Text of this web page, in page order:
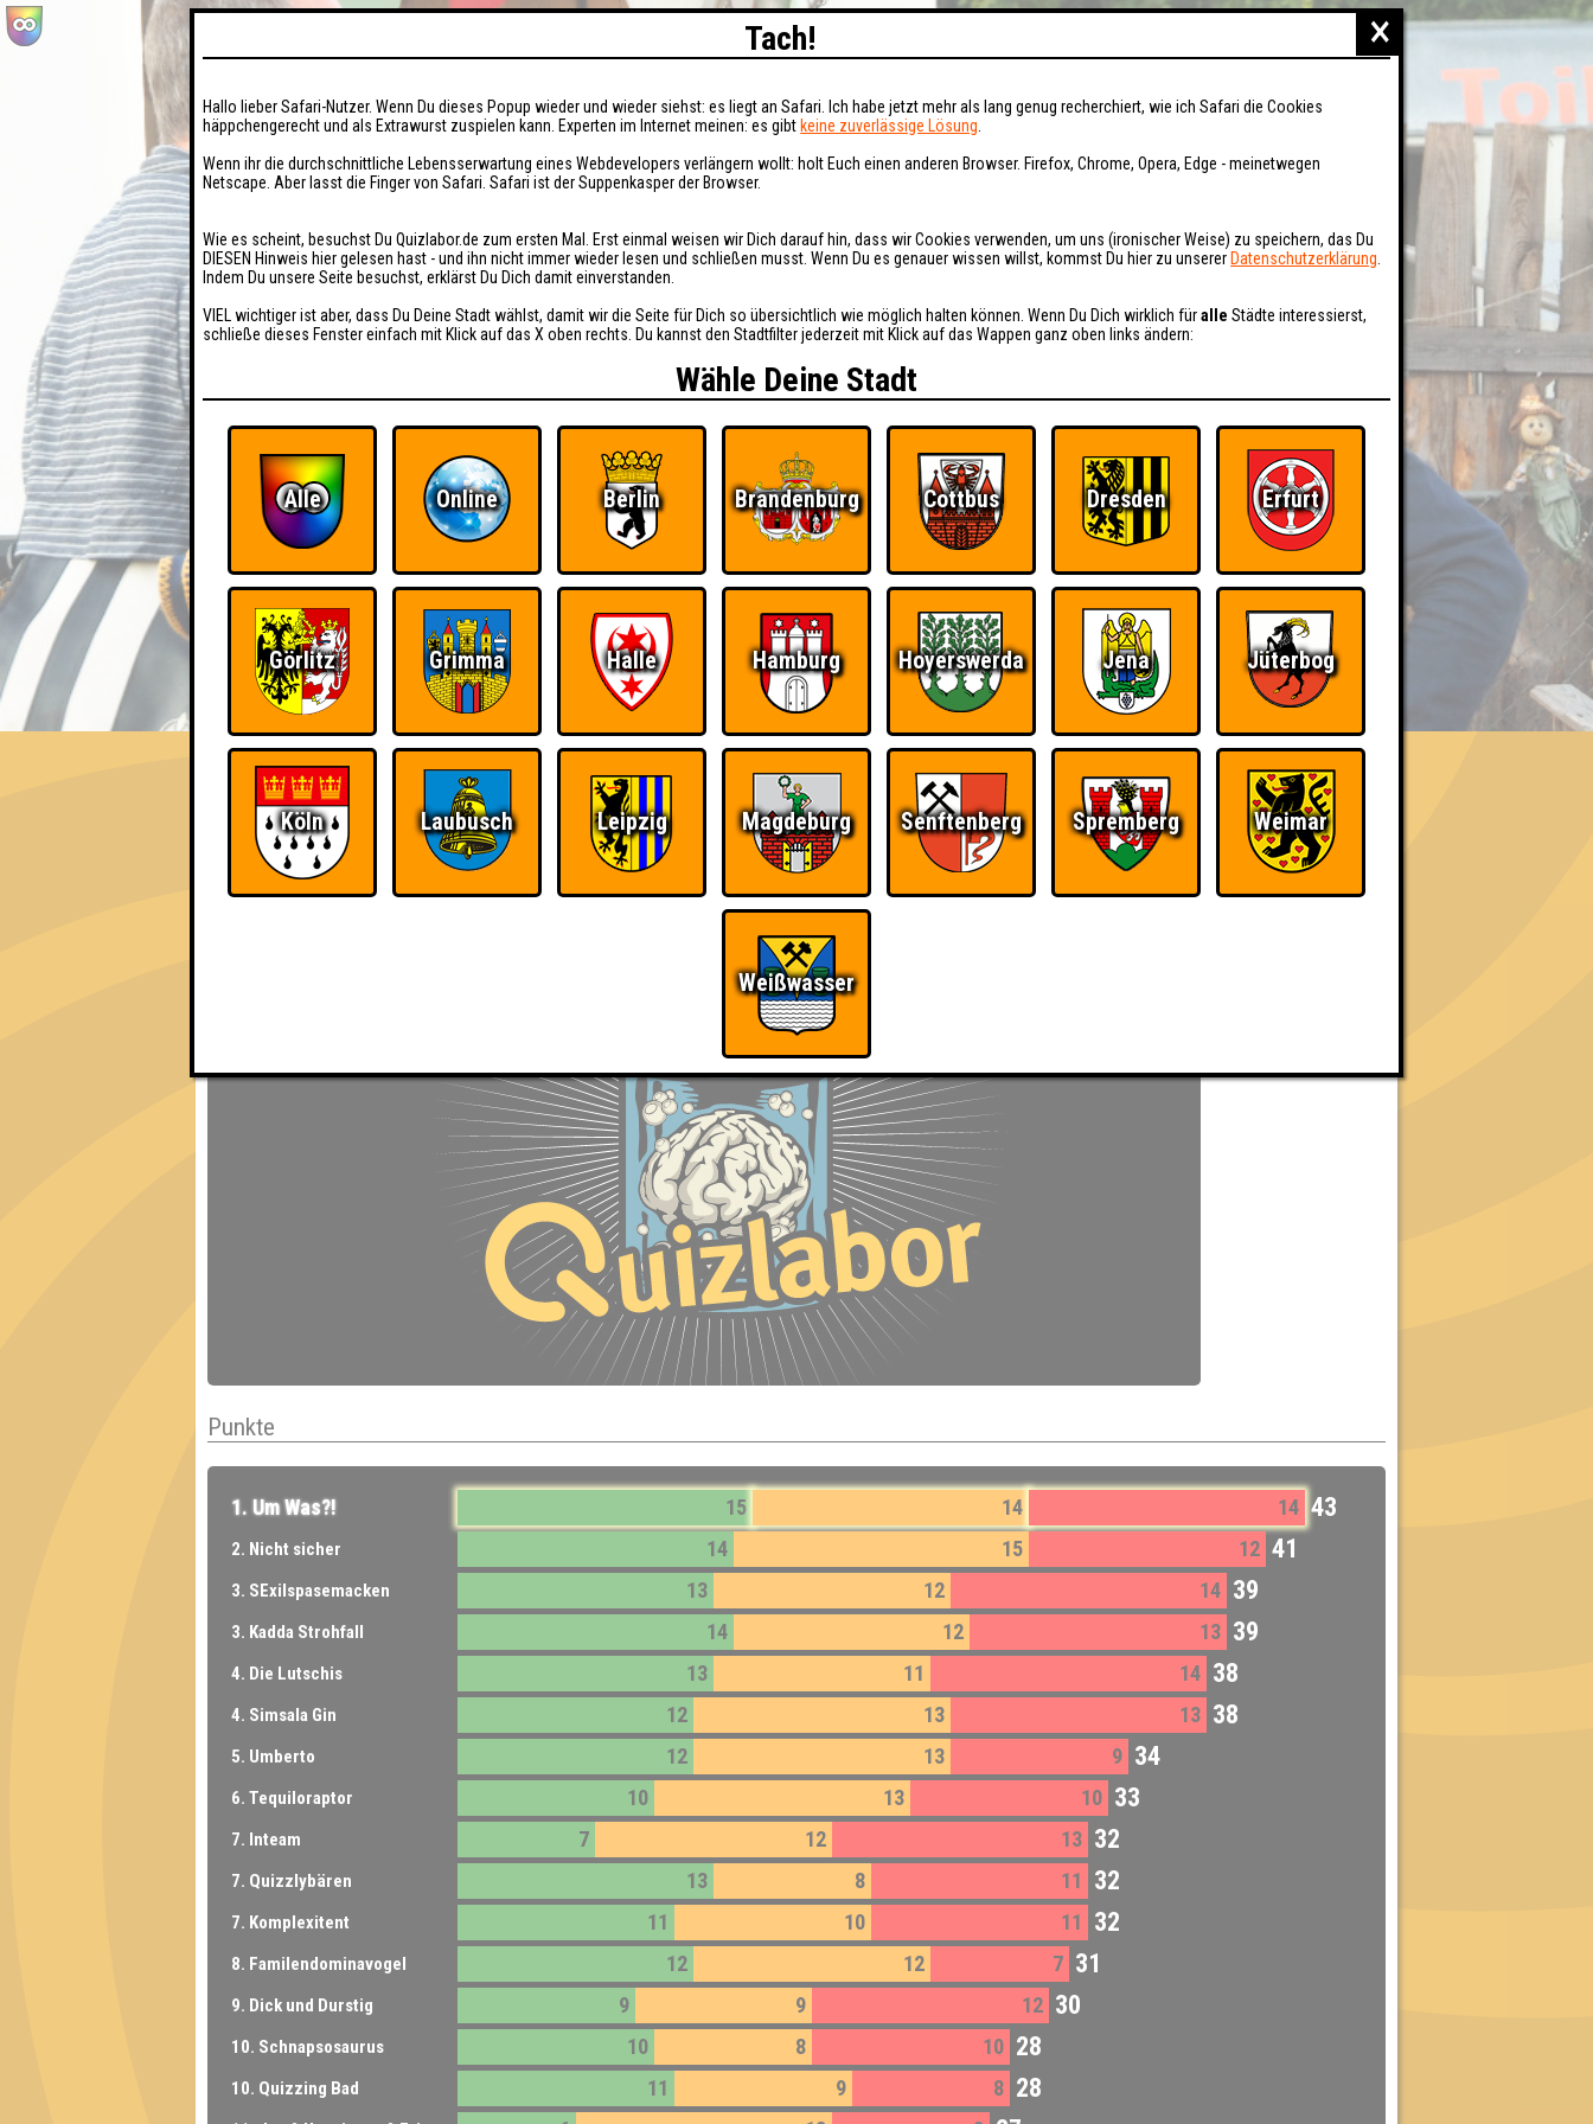
EVENTS HIGHSCORE RESERVIERUNG BUCHEN FAQ ÜBER UNS
«
Seitenquiz Berlin #69
Sexy Quiz · 12.11.2015 · Alte Kantine
Punkte Angemeldete Teams
Punkte
1. Um Was?! 15 14 14 43
2. Nicht sicher 14 15 12 41
3. SExilspasemacken 13 12 14 39
3. Kadda Strohfall 14 12 13 39
4. Die Lutschis 13 11 14 38
4. Simsala Gin 12 13 13 38
5. Umberto 12 13 9 34
6. Tequiloraptor 10 13 10 33
7. Inteam 7 12 13 32
7. Quizzlybären 13 8 11 32
7. Komplexitent 11 10 11 32
8. Familendominavogel 12 12 7 31
9. Dick und Durstig 9 9 12 30
10. Schnapsosaurus 10 8 10 28
10. Quizzing Bad 11 9 8 28
×
Tach!
Hallo lieber Safari-Nutzer. Wenn Du dieses Popup wieder und wieder siehst: es liegt an Safari. Ich habe jetzt mehr als lang genug recherchiert, wie ich Safari die Cookies
häppchengerecht und als Extrawurst zuspielen kann. Experten im Internet meinen: es gibt keine zuverlässige Lösung
Wenn ihr die durchschnittliche Lebensserwartung eines Webdevelopers verlängern wollt: holt Euch einen anderen Browser. Firefox, Chrome, Opera, Edge - meinetwegen
Netscape. Aber lasst die Finger von Safari. Safari ist der Suppenkasper der Browser.
Wie es scheint, besuchst Du Quizlabor.de zum ersten Mal. Erst einmal weisen wir Dich darauf hin, dass wir Cookies verwenden, um uns (ironischer Weise) zu speichern, das Du
DIESEN Hinweis hier gelesen hast - und ihn nicht immer wieder lesen und schließen musst. Wenn Du es genauer wissen willst, kommst Du hier zu unserer Datenschutzerklärung
Indem Du unsere Seite besuchst, erklärst Du Dich damit einverstanden.
VIEL wichtiger ist aber, dass Du Deine Stadt wählst, damit wir die Seite für Dich so übersichtlich wie möglich halten können. Wenn Du Dich wirklich füralle Städte interessierst,
schließe dieses Fenster einfach mit Klick auf das X oben rechts. Du kannst den Stadtfilter jederzeit mit Klick auf das Wappen ganz oben links ändern:
Wähle Deine Stadt
Alle Online Berlin Brandenburg Cottbus Dresden Erfurt
Görlitz Grimma Halle Hamburg Hoyerswerda Jena Jüterbog
Köln Laubusch Leipzig Magdeburg Senftenberg Spremberg Weimar
Weißwasser